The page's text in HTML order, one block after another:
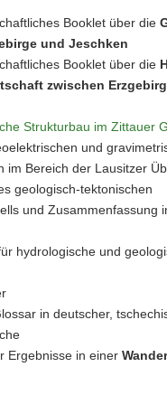
Booklet über die
und Jeschken
Booklet über die
zwischen
Strukturbau im Zittauer
und
im Bereich der Lausitzer
geologisch-tektonischen
und Zusammenfassung
hydrologische und
in deutscher,
Ergebnisse in einer